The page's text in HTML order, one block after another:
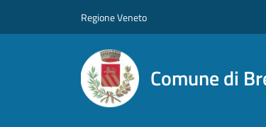
Regione Veneto
Comune di